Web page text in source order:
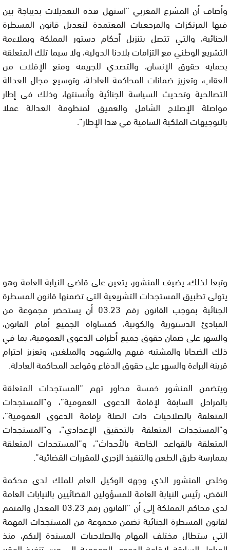
وأضاف أن المشرع المغربي “استهل هذه التعديلات بديباجة بين
فيها المرتكزات والمرجعيات المعتمدة لتعديل قانون المسطرة
الجنائية، والتي تتصل بتنزيل أحكام دستور المملكة وبملاءمة
التشريع الوطني مع التزامات بلادنا الدولية، ولا سيما تلك المتعلقة
بحماية حقوق الإنسان، والتصدي للجريمة ومنع الإفلات من
العقاب، وتعزيز ضمانات المحاكمة العادلة، وتوسيع مجال العدالة
التصالحية وتحديث السياسة الجنائية وأنسنتها، وذلك في إطار
مواصلة الإصلاح الشامل والعميق لمنظومة العدالة عملا
بالتوجيهات الملكية السامية في هذا الإطار”.
وتبعا لذلك، يضيف المنشور، يتعين على قاضي النيابة العامة وهو
يتولى تطبيق المستجدات التشريعية التي تضمنها قانون المسطرة
الجنائية بموجب القانون رقم 03.23 أن يستحضر مجموعة من
المبادئ الدستورية والكونية، كمساواة الجميع أمام القانون،
والسهر على ضمان حقوق جميع أطراف الدعوى العمومية، بما في
ذلك الضحايا والمشتبه فيهم والشهود والمبلغين، وتعزيز احترام
قرينة البراءة والسهر على حقوق الدفاع وقواعد المحاكمة العادلة.
ويتضمن المنشور خمسة محاور تهم “المستجدات المتعلقة
بالمراحل السابقة لإقامة الدعوى العمومية”، و”المستجدات
المتعلقة بالصلاحيات ذات الصلة بإقامة الدعوى العمومية”،
و”المستجدات المتعلقة بالتحقيق الإعدادي”، و”المستجدات
المتعلقة بالقواعد الخاصة بالأحداث”، و”المستجدات المتعلقة
بممارسة طرق الطعن والتنفيذ الزجري للمقررات القضائية”.
وخلص المنشور الذي وجهه الوكيل العام للملك لدى محكمة
النقض، رئيس النيابة العامة للمسؤولين القضائيين بالنيابات العامة
لدى محاكم المملكة إلى أن “القانون رقم 03.23 المعدل والمتمم
لقانون المسطرة الجنائية تضمن مجموعة من المستجدات المهمة
التي ستطال مختلف المهام والصلاحيات المسندة إليكم، منذ